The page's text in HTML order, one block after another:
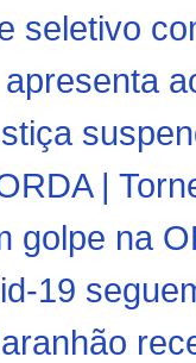
seletivo
|
golpe na
19